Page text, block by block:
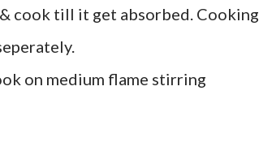
cook till it get absorbed. Cooking
on medium flame stirring